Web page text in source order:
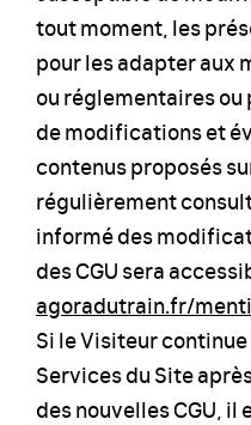
tout moment, les
pour les adapter
ou réglementaires ou
de modifications et
contenus proposés
régulièrement
informé des
des CGU sera
agoradutrain.fr/
Si le Visiteur
Services du Site
des nouvelles CGU,